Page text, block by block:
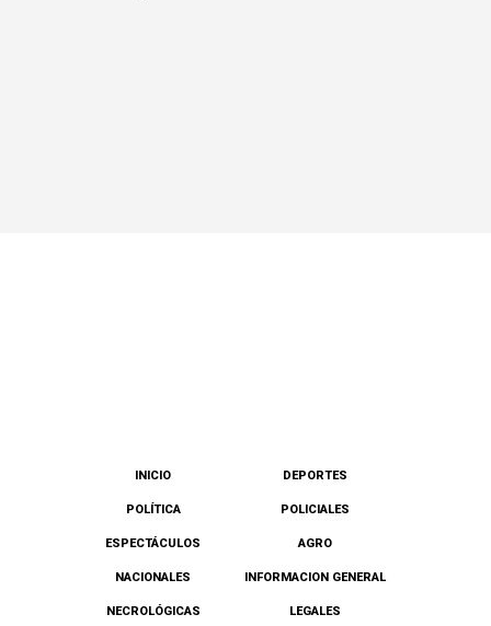
INICIO DEPORTES
POLÍTICA POLICIALES
ESPECTÁCULOS AGRO
NACIONALES INFORMACION GENERAL
NECROLÓGICAS LEGALES